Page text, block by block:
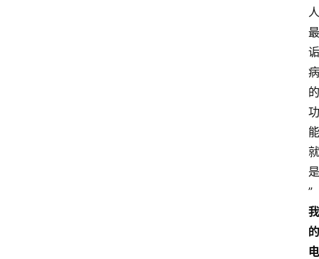
人
最
诟
病
的
功
能
就
是
”
我
的
电